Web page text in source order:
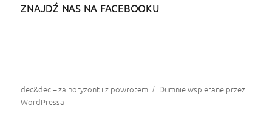
ZNAJDŹ NAS NA FACEBOOKU
dec&dec – za horyzont i z powrotem
Dumnie wspierane przez
WordPressa